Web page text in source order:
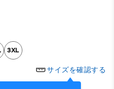
3XL
サイズを確認する